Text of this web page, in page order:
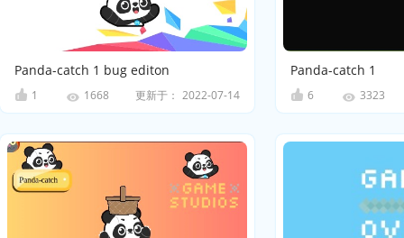
Panda-catch 1 bug editon
1 1668 更新于： 2022-07-14
Panda-catch 1
6 3323